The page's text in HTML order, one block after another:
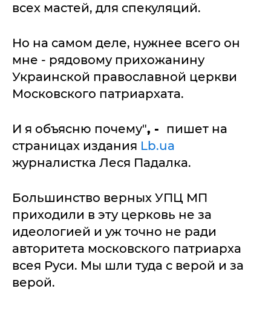
всех мастей, для спекуляций.
Но на самом деле, нужнее всего он
мне - рядовому прихожанину
Украинской православной церкви
Московского патриархата.
И я объясню почему", - пишет на
страницах издания Lb.ua
журналистка Леся Падалка.
Большинство верных УПЦ МП
приходили в эту церковь не за
идеологией и уж точно не ради
авторитета московского патриарха
всея Руси. Мы шли туда с верой и за
верой.